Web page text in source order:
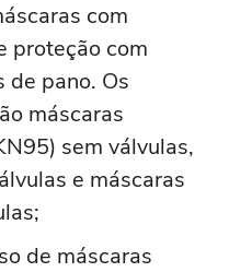
com
proteção com
de pano. Os
máscaras
sem válvulas,
e máscaras
de máscaras